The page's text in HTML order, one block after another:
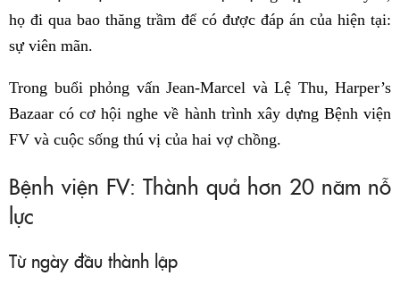
họ đi qua bao thăng trầm để có được đáp án của hiện tại:
sự viên mãn.
Trong buổi phỏng vấn Jean-Marcel và Lệ Thu, Harper’s
Bazaar có cơ hội nghe về hành trình xây dựng Bệnh viện
FV và cuộc sống thú vị của hai vợ chồng.
Bệnh viện FV: Thành quả hơn 20 năm nỗ
lực
Từ ngày đầu thành lập